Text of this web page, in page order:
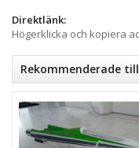
Direktlänk:
Högerklicka och kopiera
Rekommenderade